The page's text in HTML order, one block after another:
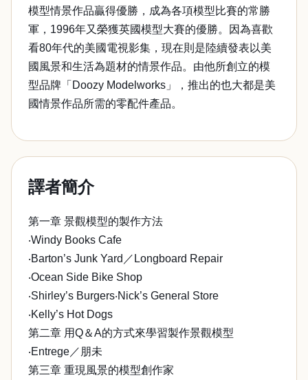
模型情景作品贏得優勝，成為各項模型比賽的常勝
軍，1996年又榮獲英國模型大賽的優勝。因為喜歡
看80年代的美國電視影集，現在則是陸續發表以美
國風景和生活為題材的情景作品。由他所創立的模
型品牌「Doozy Modelworks」，推出的也大都是美
國情景作品所需的零配件產品。
譯者簡介
第一章 景觀模型的製作方法
‧Windy Books Cafe
‧Barton’s Junk Yard／Longboard Repair
‧Ocean Side Bike Shop
‧Shirley’s Burgers‧Nick’s General Store
‧Kelly’s Hot Dogs
第二章 用Q＆A的方式來學習製作景觀模型
‧Entrege／朋未
第三章 重現風景的模型創作家